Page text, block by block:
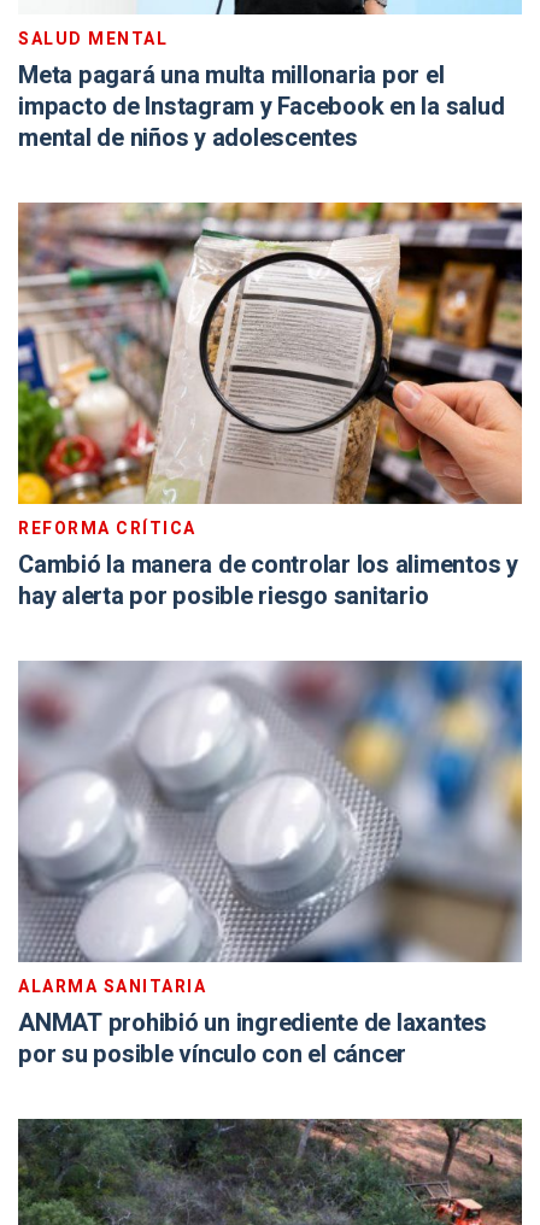
SALUD MENTAL
Meta pagará una multa millonaria por el
impacto de Instagram y Facebook en la salud
mental de niños y adolescentes
REFORMA CRÍTICA
Cambió la manera de controlar los alimentos y
hay alerta por posible riesgo sanitario
ALARMA SANITARIA
ANMAT prohibió un ingrediente de laxantes
por su posible vínculo con el cáncer